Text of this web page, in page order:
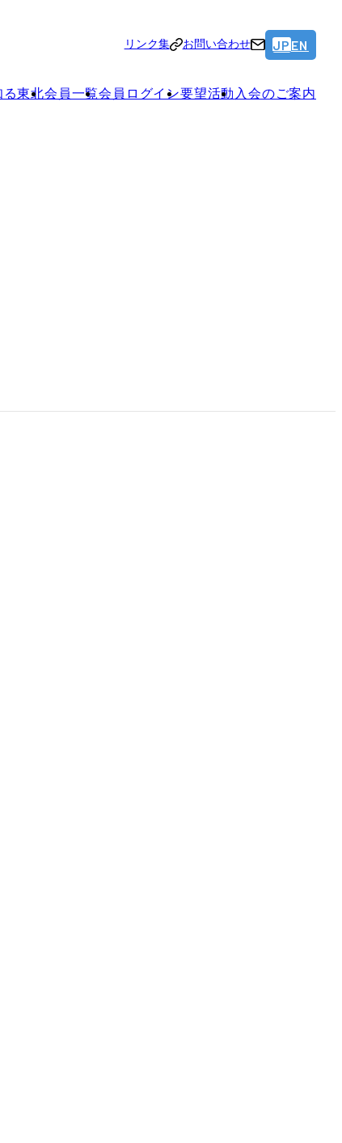
リンク集 お問い合わせ JP EN
る東北会員一覧会員ログイン要望活動 入会のご案内